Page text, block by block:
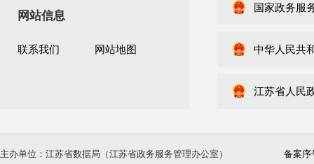
网站信息
联系我们 网站地图
国家政务服
中华人民共
江苏省人民
主办单位：江苏省数据局（江苏省政务服务管理办公室） 备案序